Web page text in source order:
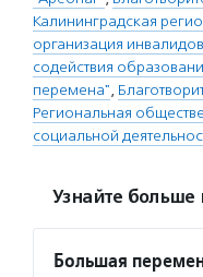
Калининградская
организация
содействия
перемена",
Региональная
социальной
Узнайте больше
Большая